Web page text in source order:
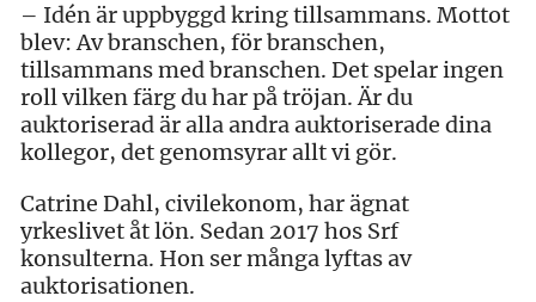
– Idén är uppbyggd kring tillsammans. Mottot
blev: Av branschen, för branschen,
tillsammans med branschen. Det spelar ingen
roll vilken färg du har på tröjan. Är du
auktoriserad är alla andra auktoriserade dina
kollegor, det genomsyrar allt vi gör.
Catrine Dahl, civilekonom, har ägnat
yrkeslivet åt lön. Sedan 2017 hos Srf
konsulterna. Hon ser många lyftas av
auktorisationen.